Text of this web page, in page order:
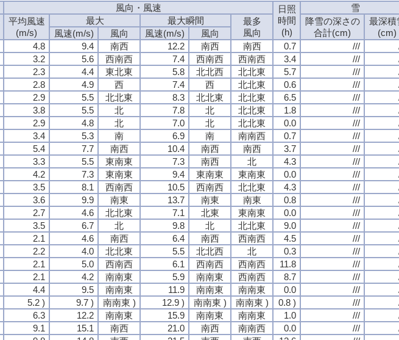
風向・風速
日照
時間
(h)
雪
平均風速
(m/s)
最大 最大瞬間
最多
風向
降雪の深さの
合計(cm)
最深積
(cm)
風速(m/s) 風向 風速(m/s)
風向
4.8 9.4 南西 12.2 南西 南西 0.7 ///
3.2 5.6 西南西 7.4 西南西 西南西 3.4 ///
2.3 4.4 東北東 5.8 北北西 北北東 5.7 ///
2.8 4.9 西 7.4 西 北北東 0.6 ///
2.9 5.5 北北東 8.3 北北東 北北東 6.5 ///
3.8 5.5 北 7.8 北 北北東 1.8 ///
2.9 4.8 北 7.0 北 北北東 0.0 ///
3.4 5.3 南 6.9 南 南南西 0.7 ///
5.4 7.7 南西 10.4 南西 南西 3.7 ///
3.3 5.5 東南東 7.3 南西 北 4.3 ///
4.2 7.3 東南東 9.4 東南東 東南東 0.0 ///
3.5 8.1 西南西 10.5 西南西 北北東 4.3 ///
3.6 9.9 南東 13.7 南東 南東 0.8 ///
2.7 4.6 北北東 7.1 北東 東南東 0.0 ///
3.5 6.7 北 9.8 北 北北東 9.0 ///
2.1 4.6 南西 6.4 南西 西南西 4.5 ///
2.2 4.0 北北東 5.5 北北西 北 0.3 ///
2.1 5.0 西南西 6.1 西南西 西南西 11.8 ///
2.1 4.2 南南東 5.9 南南東 西南西 8.7 ///
4.4 9.5 南南東 11.9 南南東 南南東 0.0 ///
5.2 ) 9.7 ) 南南東 ) 12.9 ) 南南東 ) 南南東 ) 0.8 ) ///
6.3 12.2 南南東 15.9 南南東 南南東 1.0 ///
9.1 15.1 南西 21.0 南西 南南西 0.0 ///